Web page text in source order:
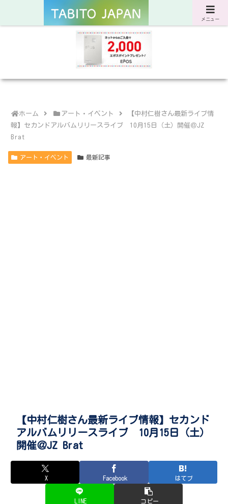
サスティナブルな旅と暮らしのWebマガジン
ホーム アート・イベント
【中村仁樹さん最新ライブ情
報】セカンドアルバムリリースライブ 10月15日（土）開催＠JZ
Brat
アート・イベント 最新記事
【中村仁樹さん最新ライブ情報】セカンド
アルバムリリースライブ 10月15日（土）
開催＠JZ Brat
X Facebook はてブ
LINE コピー
メニュー